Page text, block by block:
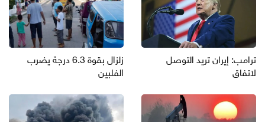
ترامب: إيران تريد التوصل
لاتفاق
زلزال بقوة 6.3 درجة يضرب
الفلبين